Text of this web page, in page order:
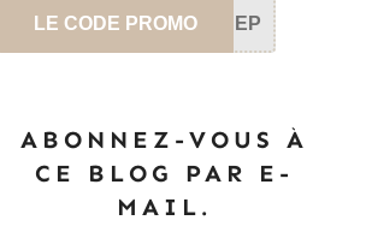
LE CODE PROMO SEP
ABONNEZ-VOUS À
CE BLOG PAR E-
MAIL.